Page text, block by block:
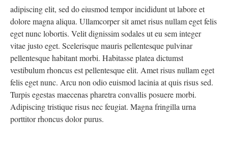
adipiscing elit, sed do eiusmod tempor incididunt ut labore et
dolore magna aliqua. Ullamcorper sit amet risus nullam eget felis
eget nunc lobortis. Velit dignissim sodales ut eu sem integer
vitae justo eget. Scelerisque mauris pellentesque pulvinar
pellentesque habitant morbi. Habitasse platea dictumst
vestibulum rhoncus est pellentesque elit. Amet risus nullam eget
felis eget nunc. Arcu non odio euismod lacinia at quis risus sed.
Turpis egestas maecenas pharetra convallis posuere morbi.
Adipiscing tristique risus nec feugiat. Magna fringilla urna
porttitor rhoncus dolor purus.